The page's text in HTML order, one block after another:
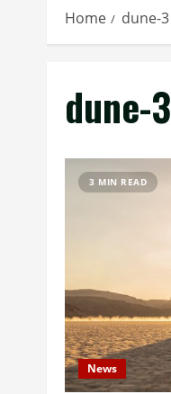
Home dune-3
dune-3
3 MIN READ
News